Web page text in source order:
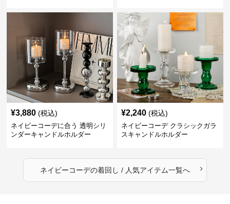
¥3,880 (税込)
ネイビーコーデに合う 透明シリ
ンダーキャンドルホルダー
¥2,240 (税込)
ネイビーコーデ クラシックガラ
スキャンドルホルダー
ネイビーコーデの着回し / 人気アイテム一覧へ ›